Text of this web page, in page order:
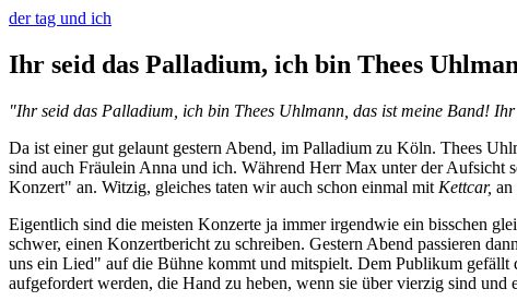
der tag und ich
Ihr seid das Palladium, ich bin Thees
"Ihr seid das Palladium, ich bin Thees Uhlmann, das ist meine Band!
Da ist einer gut gelaunt gestern Abend, im Palladium zu Köln. Thees
sind auch Fräulein Anna und ich. Während Herr Max unter der
Konzert" an. Witzig, gleiches taten wir auch schon einmal mit Kettcar, an
Eigentlich sind die meisten Konzerte ja immer irgendwie ein bisschen
schwer, einen Konzertbericht zu schreiben. Gestern Abend passieren
uns ein Lied" auf die Bühne kommt und mitspielt. Dem Publikum
aufgefordert werden, die Hand zu heben, wenn sie über vierzig sind